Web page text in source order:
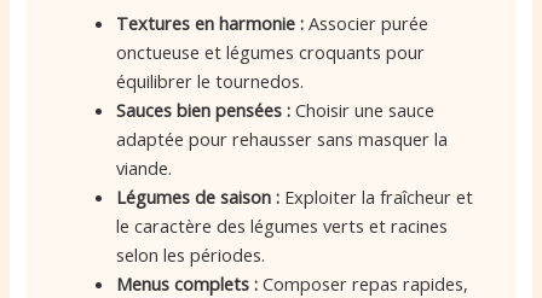
Textures en harmonie : Associer purée
onctueuse et légumes croquants pour
équilibrer le tournedos.
Sauces bien pensées : Choisir une sauce
adaptée pour rehausser sans masquer la
viande.
Légumes de saison : Exploiter la fraîcheur et
le caractère des légumes verts et racines
selon les périodes.
Menus complets : Composer repas rapides,